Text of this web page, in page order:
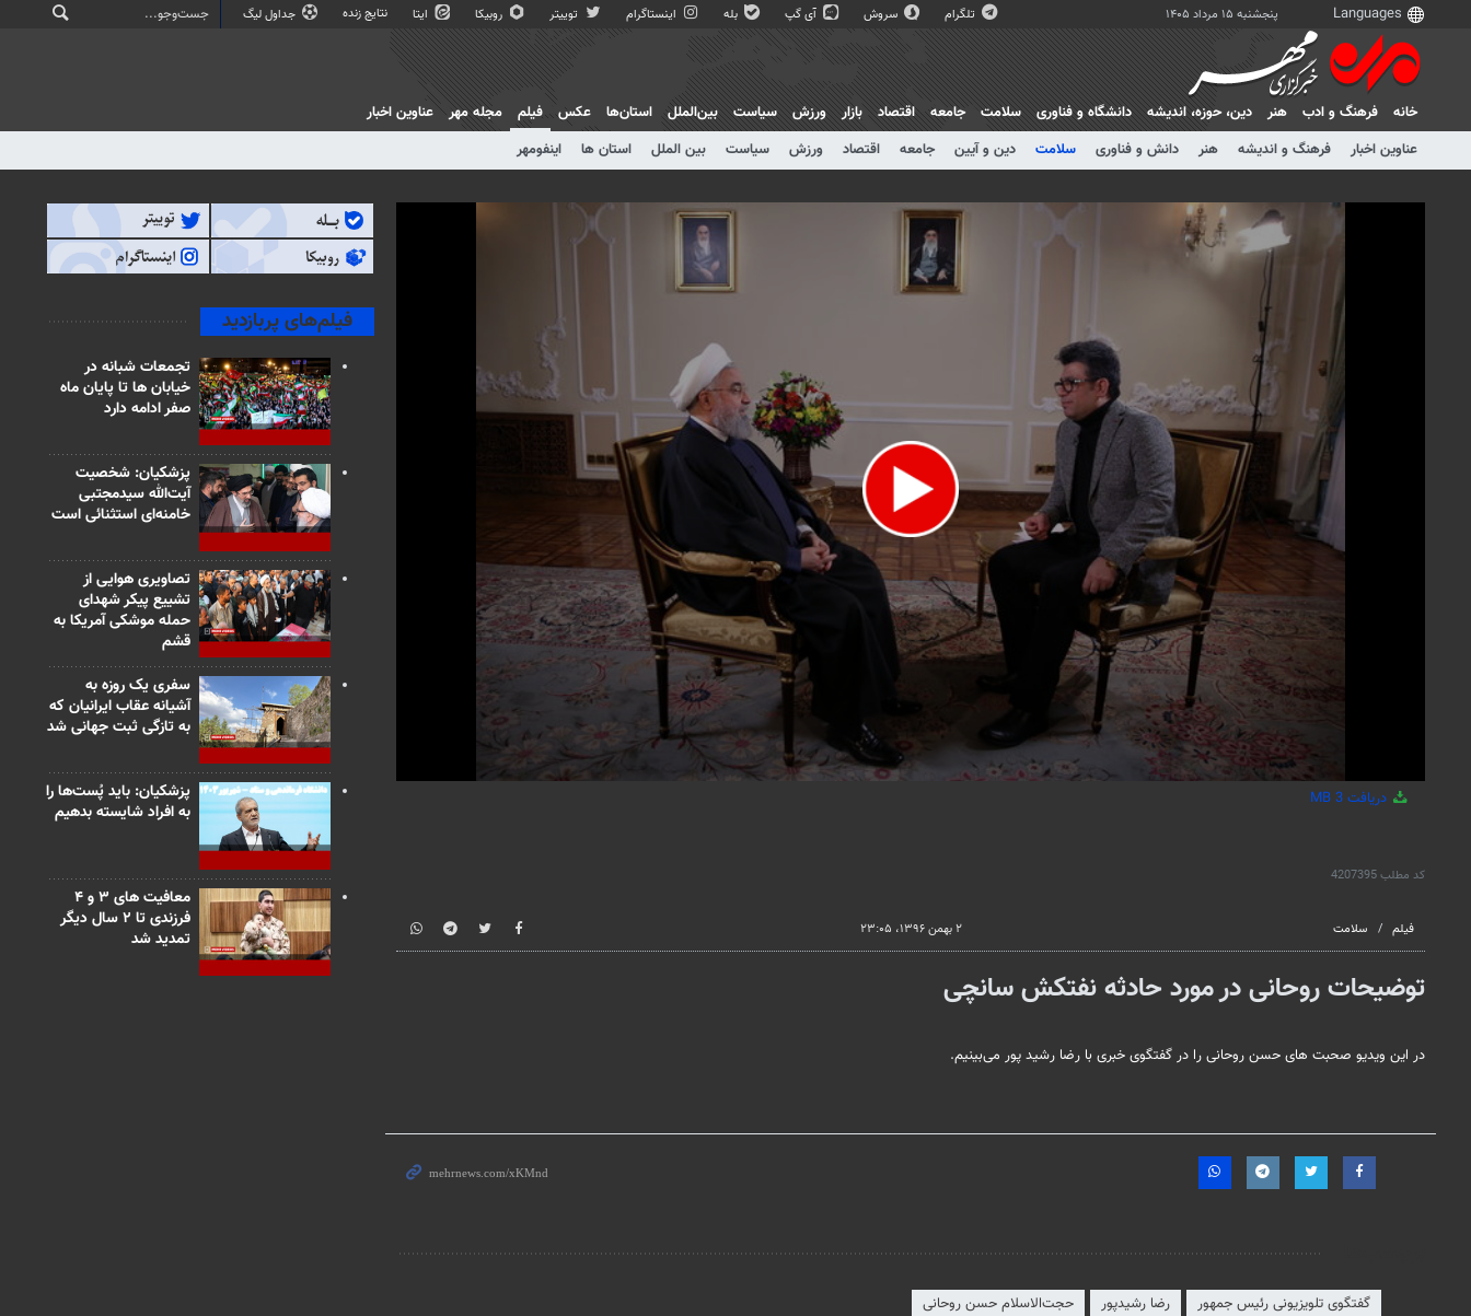
پنجشنبه ۱۵ مرداد ۱۴۰۵ تلگرام سروش آی گپ بله اینستاگرام توییتر روبیکا ایتا نتایج زنده جداول لیگ
خانه فرهنگ و ادب هنر دين، حوزه، انديشه دانشگاه و فناوری سلامت جامعه اقتصاد بازار ورزش سیاست بین‌الملل استان‌ها عکس
فیلم
عناوین اخبار
فرهنگ و اندیشه هنر دانش و فناوری سلامت دین و آیین جامعه اقتصاد ورزش سیاست بین الملل استان ها اینفومهر
مجله مهر عناوین اخبار
0 دریافت 3 MB
کد مطلب4207395
فیلم سلامت ۲ بهمن ۱۳۹۶، ۲۳:۰۵
توضیحات روحانی در مورد حادثه نفتکش سانچی
در این ویدیو صحبت های حسن روحانی را در گفتگوی خبری با رضا رشید پور می‌بینیم.
گفتگوی تلویزیونی رئیس جمهور رضا رشیدپور حجت‌الاسلام حسن روحانی
فیلم‌های پربازدید
تجمعات شبانه در
خیابان ها تا پایان ماه
صفر ادامه دارد
پزشکیان: شخصیت
آیت‌الله سیدمجتبی
خامنه‌ای استثنائی است
تصاویری هوایی از
تشییع پیکر شهدای
حمله موشکی آمریکا به
قشم
سفری یک روزه به
آشیانه عقاب ایرانیان که
به تازگی ثبت جهانی شد
پزشکیان: باید پُست‌ها را
به افراد شایسته بدهیم
معافیت های ۳ و ۴
فرزندی تا ۲ سال دیگر
تمدید شد